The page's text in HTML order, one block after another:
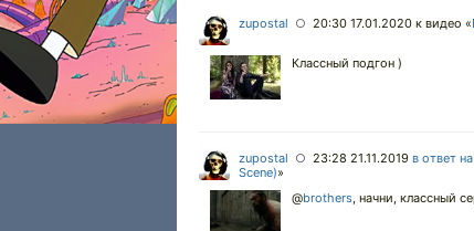
zupostal ○ 20:30 17.01.2020 к видео «
Классный подгон )
zupostal ○ 23:28 21.11.2019 в ответ
Scene)»
@brothers, начни, классный